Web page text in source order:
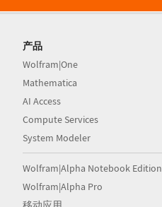
产品
Wolfram|One
Mathematica
AI Access
Compute Services
System Modeler
Wolfram|Alpha Notebook Edition
Wolfram|Alpha Pro